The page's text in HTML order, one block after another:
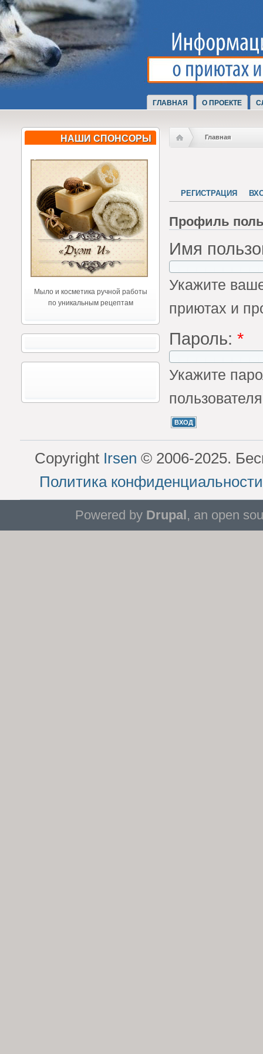
ГЛАВНАЯ О ПРОЕКТЕ
НАШИ СПОНСОРЫ
Мыло и косметика ручной работы
по уникальным рецептам
Главная
РЕГИСТРАЦИЯ
Профиль
Имя
Укажите
приютах и
Пароль: *
Укажите
Copyright Irsen © 2006-2025.
Политика
Powered by Drupal, an open